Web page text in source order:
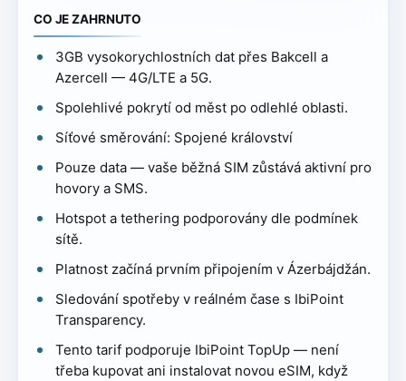
CO JE ZAHRNUTO
3GB vysokorychlostních dat přes Bakcell a
Azercell — 4G/LTE a 5G.
Spolehlivé pokrytí od měst po odlehlé oblasti.
Síťové směrování: Spojené království
Pouze data — vaše běžná SIM zůstává aktivní pro
hovory a SMS.
Hotspot a tethering podporovány dle podmínek
sítě.
Platnost začíná prvním připojením v Ázerbájdžán.
Sledování spotřeby v reálném čase s IbiPoint
Transparency.
Tento tarif podporuje IbiPoint TopUp — není
třeba kupovat ani instalovat novou eSIM, když